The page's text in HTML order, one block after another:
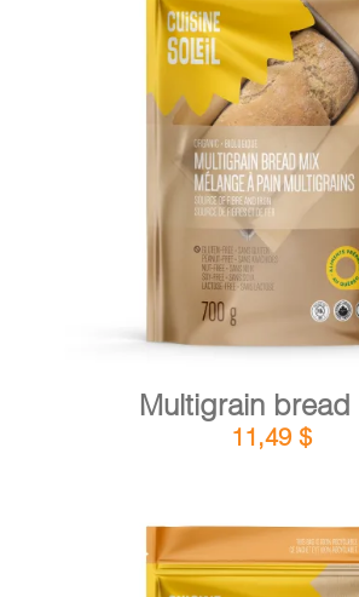
ADD TO CART /
Multigrain bread
11,49 $